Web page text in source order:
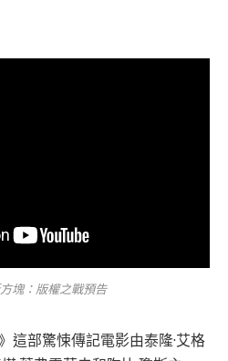
塊：版權之戰預告
這部驚悚傳記電影由泰隆·艾格